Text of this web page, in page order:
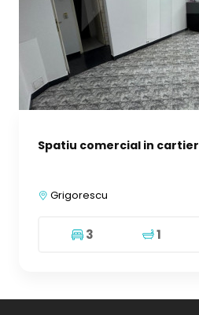
Spatiu comercial in
Grigorescu
3 1